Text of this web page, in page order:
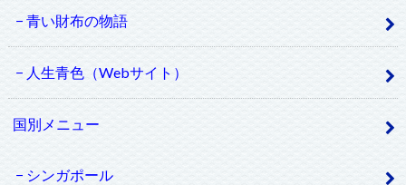
青い財布の物語
人生青色（Webサイト）
国別メニュー
シンガポール